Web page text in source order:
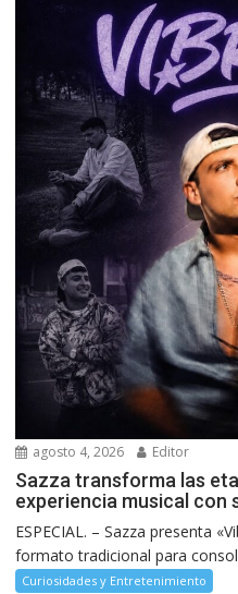
agosto 4, 2026 Editor
Sazza transforma las
experiencia musical con
ESPECIAL. – Sazza presenta
formato tradicional para
Curiosidades y Entretenimiento